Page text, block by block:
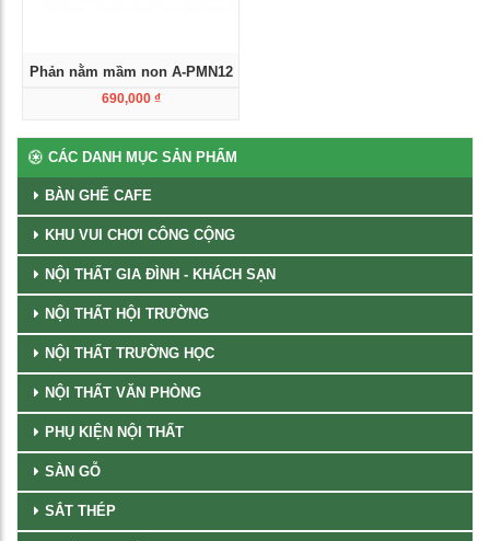
Xem chi tiết
Phản nằm mầm non A-PMN12
690,000 ₫
CÁC DANH MỤC SẢN PHẨM
BÀN GHẾ CAFE
KHU VUI CHƠI CÔNG CỘNG
NỘI THẤT GIA ĐÌNH - KHÁCH SẠN
NỘI THẤT HỘI TRƯỜNG
NỘI THẤT TRƯỜNG HỌC
NỘI THẤT VĂN PHÒNG
PHỤ KIỆN NỘI THẤT
SÀN GỖ
SẮT THÉP